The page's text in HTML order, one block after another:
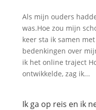
Als mijn ouders
was.Hoe zou mijn
keer sta ik samen
bedenkingen over
ik het online traject
ontwikkelde, zag ik...
Ik ga op reis en ik